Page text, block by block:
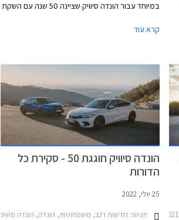
במיוחד עבור הונדה סיוויק שציינה 50 שנה עם השקת
סיוויק תוצע בישראל במחיר של 314,000 ₪ ההופך
אותה ליקרה ביותר מבין המשפחתיות הקומפקטיות
העממיות.
קרא עוד
הונדה סיוויק חוגגת 50 - סקירת כל
הדורות
25 יולי, 2022
תגיות: חדשות רכב, משפחתיות, הונדה, הונדה סיוויק 5 דלתות 2017-2022הונדה סיוויק 5 דלתות 2022-2025